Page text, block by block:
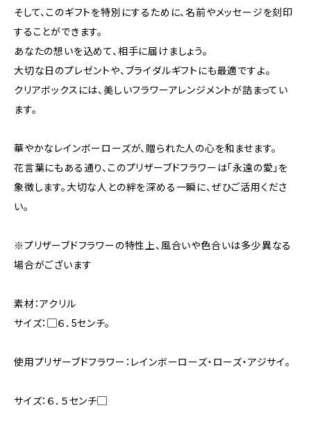
そして、このギフトを特別にするために、名前やメッセージを刻印
することができます。
あなたの想いを込めて、相手に届けましょう。
大切な日のプレゼントや、ブライダルギフトにも最適ですよ。
クリアボックスには、美しいフラワーアレンジメントが詰まってい
ます。
華やかなレインボーローズが、贈られた人の心を和ませます。
花言葉にもある通り、このプリザーブドフラワーは「永遠の愛」を
象徴します。大切な人との絆を深める一瞬に、ぜひご活用くださ
い。
※プリザーブドフラワーの特性上、風合いや色合いは多少異なる
場合がございます
素材：アクリル
サイズ：▢６．5センチ。
使用プリザーブドフラワー：レインボーローズ・ローズ・アジサイ。
サイズ：６．５センチ▢